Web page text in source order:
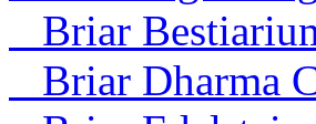
Briar
Briar Dharma